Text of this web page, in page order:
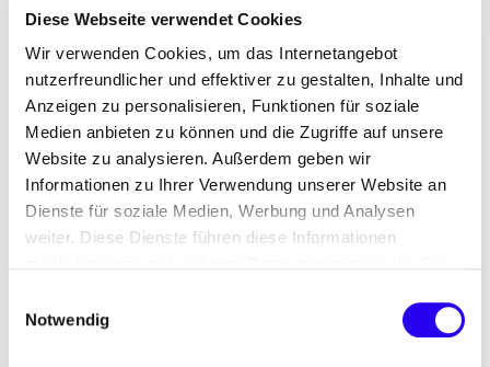
Diese Webseite verwendet Cookies
Wir verwenden Cookies, um das Internetangebot
nutzerfreundlicher und effektiver zu gestalten, Inhalte und
Anzeigen zu personalisieren, Funktionen für soziale
Medien anbieten zu können und die Zugriffe auf unsere
Website zu analysieren. Außerdem geben wir
Informationen zu Ihrer Verwendung unserer Website an
Dienste für soziale Medien, Werbung und Analysen
weiter. Diese Dienste führen diese Informationen
Nutzung der Dienste gesammelt haben.
Notwendig
Unsere Aufgabe
Vor dem Hintergrund der globalen
Klimaherausforderungen hat Kasachstan seine
wichtigen Bereich des Regierungshandelns